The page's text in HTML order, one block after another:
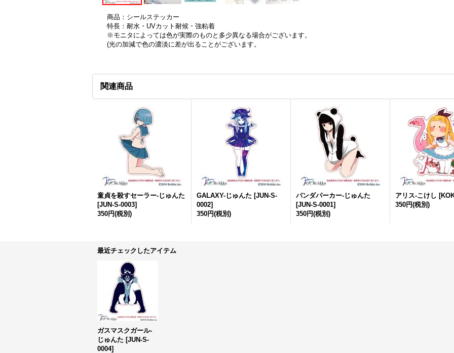
商品：シールステッカー
特長：耐水・UVカット耐候・強粘着
※モニタによっては色が実際のものと多少異なる場合がございます。
(光の加減で色の濃淡に差が出ることがございます。
関連商品
童貞を殺すセーラー-じゅんた
[JUN-S-0003]
350円(税別)
GALAXY-じゅんた [JUN-S-
0002]
350円(税別)
パンダパーカー-じゅんた
[JUN-S-0001]
350円(税別)
アリス-こけし [
350円(税別)
最近チェックしたアイテム
ガスマスクガール-
じゅんた [JUN-S-
0004]